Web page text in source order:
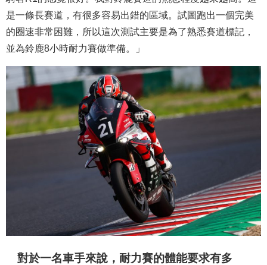
是一條長賽道，有很多容易出錯的區域。試圖跑出一個完美
的圈速非常困難，所以這次測試主要是為了熟悉賽道標記，
並為鈴鹿8小時耐力賽做準備。」
對於一名車手來說，耐力賽的體能要求有多